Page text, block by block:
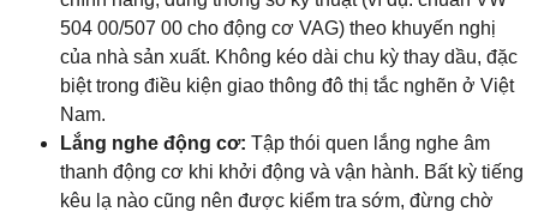
504 00/507 00 cho động cơ VAG) theo khuyến nghị
của nhà sản xuất. Không kéo dài chu kỳ thay dầu, đặc
biệt trong điều kiện giao thông đô thị tắc nghẽn ở Việt
Nam.
Lắng nghe động cơ: Tập thói quen lắng nghe âm
thanh động cơ khi khởi động và vận hành. Bất kỳ tiếng
kêu lạ nào cũng nên được kiểm tra sớm, đừng chờ